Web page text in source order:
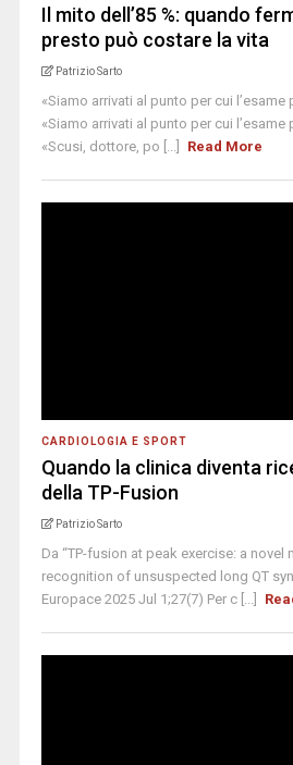
Il mito dell’85 %: quando
presto può costare la vita
Patrizio Sarto
«Siamo arrivati al punto per cui
«Siamo arrivati al punto per cui
«Scusi, dottore, po [...]
Read More
CARDIOLOGIA E SPORT
Quando la clinica diventa
della TP-Fusion
Patrizio Sarto
Da “TP-fusion at peak exercise: a novel
recognition of unsuspected long QT
Europace 2025 Jul 1;27(7) Per c [...]